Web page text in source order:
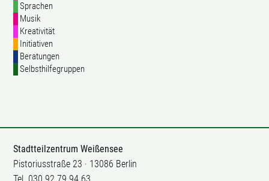
Sprachen
Musik
Kreativität
Initiativen
Beratungen
Selbsthilfegruppen
Stadtteilzentrum Weißensee
Pistoriusstraße 23 · 13086 Berlin